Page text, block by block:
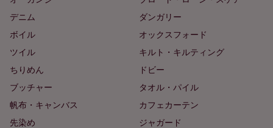
デニム
ダンガリー
ボイル
オックスフォード
ツイル
キルト・キルティング
ちりめん
ドビー
ブッチャー
タオル・パイル
帆布・キャンバス
カフェカーテン
先染め
ジャガード